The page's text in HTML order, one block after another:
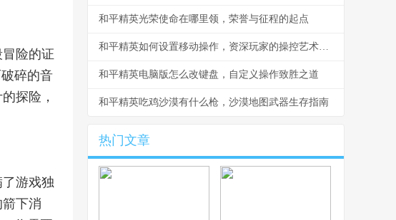
险的证
碎的音
探险，
游戏独
下消
和平精英光荣使命在哪里领，荣誉与征程的起点
和平精英如何设置移动操作，资深玩家的操控艺术探索
和平精英电脑版怎么改键盘，自定义操作致胜之道
和平精英吃鸡沙漠有什么枪，沙漠地图武器生存指南
热门文章